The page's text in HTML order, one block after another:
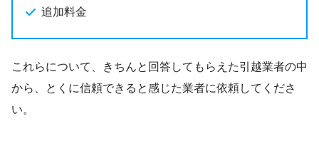
追加料金
これらについて、きちんと回答してもらえた引越業者の中
から、とくに信頼できると感じた業者に依頼してくださ
い。